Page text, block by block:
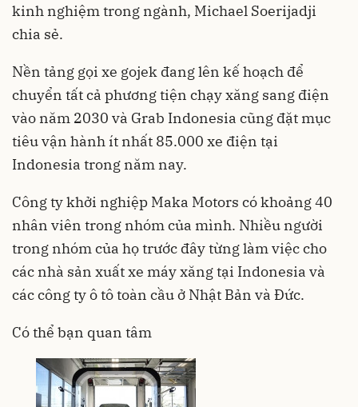
kinh nghiệm trong ngành, Michael Soerijadji
chia sẻ.
Nền tảng gọi xe gojek đang lên kế hoạch để
chuyển tất cả phương tiện chạy xăng sang điện
vào năm 2030 và Grab Indonesia cũng đặt mục
tiêu vận hành ít nhất 85.000 xe điện tại
Indonesia trong năm nay.
Công ty khởi nghiệp Maka Motors có khoảng 40
nhân viên trong nhóm của mình. Nhiều người
trong nhóm của họ trước đây từng làm việc cho
các nhà sản xuất xe máy xăng tại Indonesia và
các công ty ô tô toàn cầu ở Nhật Bản và Đức.
Có thể bạn quan tâm